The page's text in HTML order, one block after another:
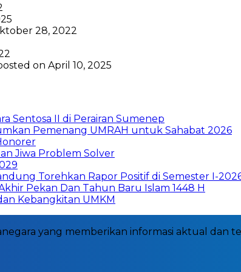
28, 2022
on April 10, 2025
Sentosa II di Perairan Sumenep
Pemenang UMRAH untuk Sahabat 2026
Jiwa Problem Solver
Torehkan Rapor Positif di Semester I-
Pekan Dan Tahun Baru Islam 1448 H
Kebangkitan UMKM
yang memberikan informasi aktual dan